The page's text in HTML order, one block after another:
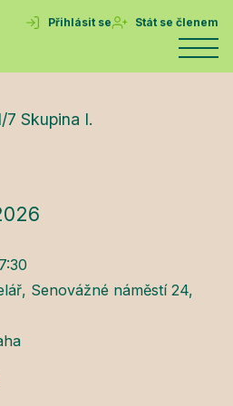
Přihlásit se Stát se členem
Skupina I.
Senovážné náměstí 24,